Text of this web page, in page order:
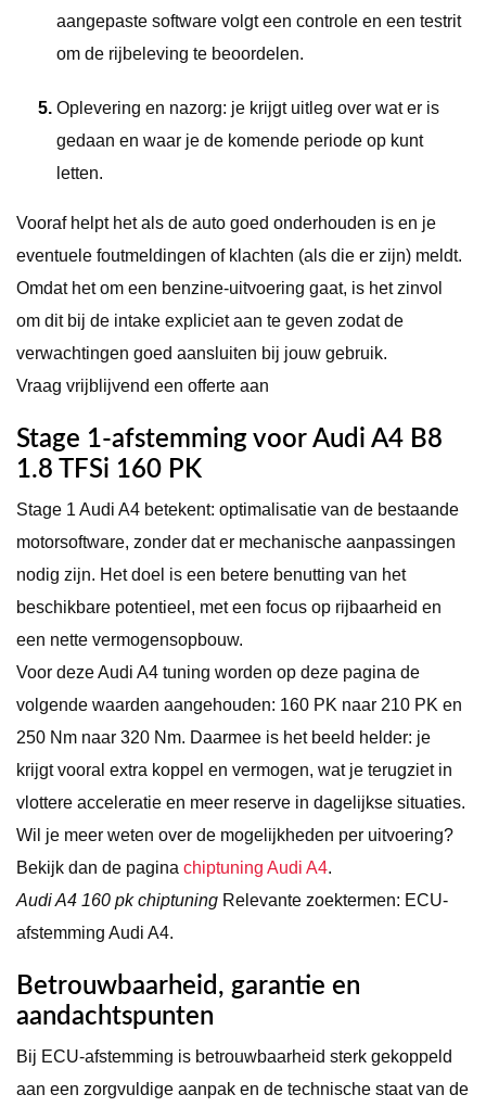
aangepaste software volgt een controle en een testrit
om de rijbeleving te beoordelen.
Oplevering en nazorg: je krijgt uitleg over wat er is
gedaan en waar je de komende periode op kunt
letten.
Vooraf helpt het als de auto goed onderhouden is en je
eventuele foutmeldingen of klachten (als die er zijn) meldt.
Omdat het om een benzine-uitvoering gaat, is het zinvol
om dit bij de intake expliciet aan te geven zodat de
verwachtingen goed aansluiten bij jouw gebruik.
Vraag vrijblijvend een offerte aan
Stage 1-afstemming voor Audi A4 B8
1.8 TFSi 160 PK
Stage 1 Audi A4 betekent: optimalisatie van de bestaande
motorsoftware, zonder dat er mechanische aanpassingen
nodig zijn. Het doel is een betere benutting van het
beschikbare potentieel, met een focus op rijbaarheid en
een nette vermogensopbouw.
Voor deze Audi A4 tuning worden op deze pagina de
volgende waarden aangehouden: 160 PK naar 210 PK en
250 Nm naar 320 Nm. Daarmee is het beeld helder: je
krijgt vooral extra koppel en vermogen, wat je terugziet in
vlottere acceleratie en meer reserve in dagelijkse situaties.
Wil je meer weten over de mogelijkheden per uitvoering?
Bekijk dan de pagina chiptuning Audi A4.
Audi A4 160 pk chiptuning Relevante zoektermen: ECU-
afstemming Audi A4.
Betrouwbaarheid, garantie en
aandachtspunten
Bij ECU-afstemming is betrouwbaarheid sterk gekoppeld
aan een zorgvuldige aanpak en de technische staat van de